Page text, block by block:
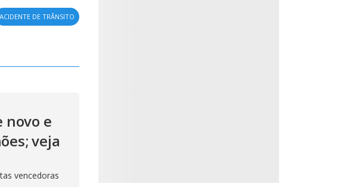
ACIDENTE DE TRÂNSITO
novo e
veja
vencedoras